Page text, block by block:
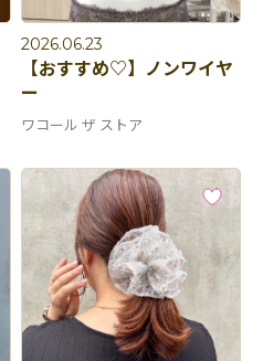
2026.06.23
【おすすめ♡】ノンワイヤ
ー
ワコール ザ ストア